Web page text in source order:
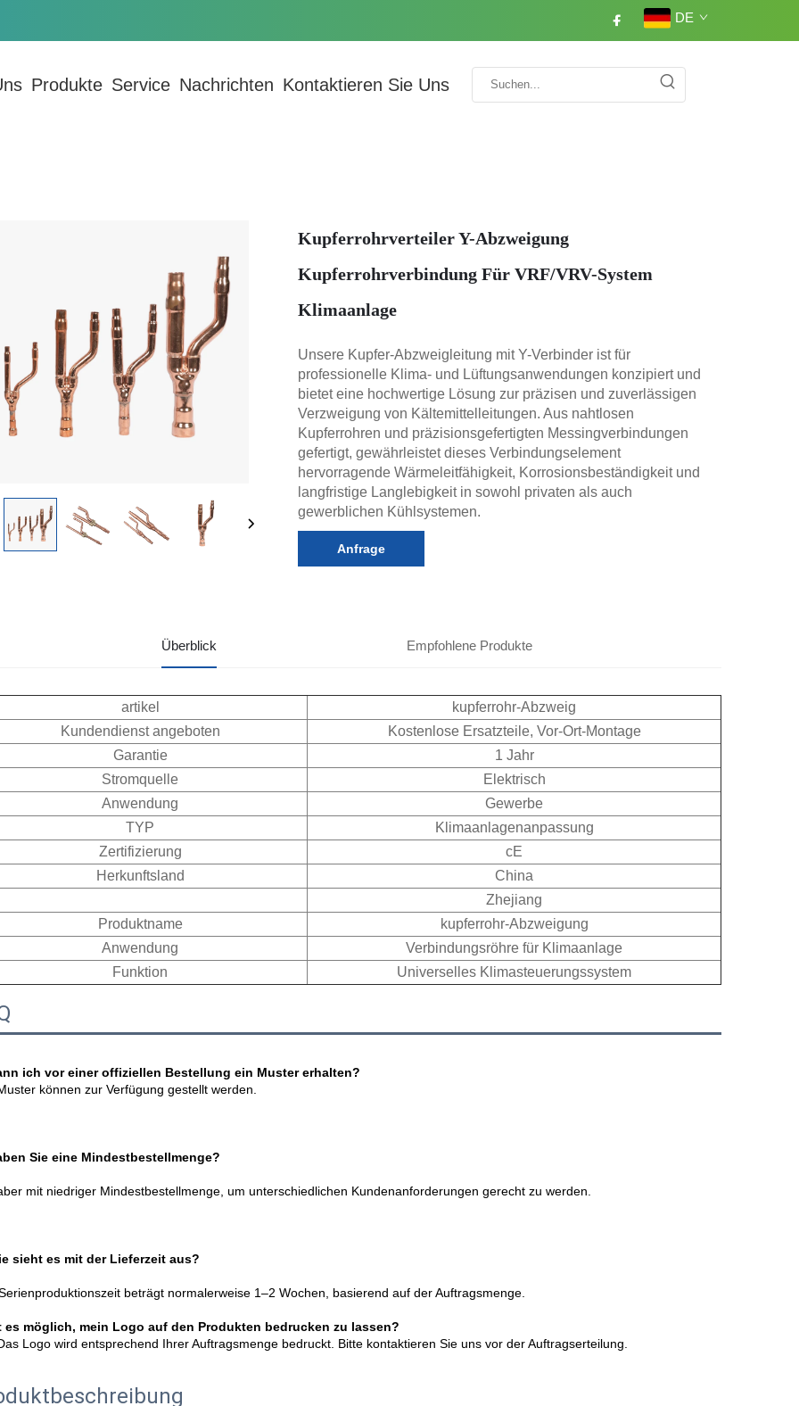
DE
Produkte Service Nachrichten Kontaktieren Sie Uns
Kupferrohrverteiler Y-Abzweigung
Kupferrohrverbindung Für VRF/VRV-System
Klimaanlage
Unsere Kupfer-Abzweigleitung mit Y-Verbinder ist für
professionelle Klima- und Lüftungsanwendungen konzipiert und
bietet eine hochwertige Lösung zur präzisen und zuverlässigen
Verzweigung von Kältemittelleitungen. Aus nahtlosen
Kupferrohren und präzisionsgefertigten Messingverbindungen
gefertigt, gewährleistet dieses Verbindungselement
hervorragende Wärmeleitfähigkeit, Korrosionsbeständigkeit und
langfristige Langlebigkeit in sowohl privaten als auch
gewerblichen Kühlsystemen.
Anfrage
Überblick Empfohlene Produkte
artikel
kupferrohr-Abzweig
Kundendienst angeboten
Kostenlose Ersatzteile, Vor-Ort-Montage
Garantie
1 Jahr
Stromquelle
Elektrisch
Anwendung
Gewerbe
TYP
Klimaanlagenanpassung
Zertifizierung
cE
Herkunftsland
China
Zhejiang
Produktname
kupferrohr-Abzweigung
Anwendung
Verbindungsröhre für Klimaanlage
Funktion
Universelles Klimasteuerungssystem
ich vor einer offiziellen Bestellung ein Muster erhalten?
können zur Verfügung gestellt werden.
Sie eine Mindestbestellmenge?
mit niedriger Mindestbestellmenge, um unterschiedlichen Kundenanforderungen gerecht zu werden.
sieht es mit der Lieferzeit aus?
beträgt normalerweise 1–2 Wochen, basierend auf der Auftragsmenge.
es möglich, mein Logo auf den Produkten bedrucken zu lassen?
Logo wird entsprechend Ihrer Auftragsmenge bedruckt. Bitte kontaktieren Sie uns vor der Auftragserteilung.